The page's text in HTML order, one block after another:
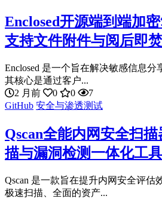
Enclosed开源端到端加
支持文件附件与阅后即焚
Enclosed 是一个旨在解决敏感信息分
其核心是通过客户...
2 月前
0 0
7
GitHub 安全与渗透测试
Qscan全能内网安全扫
描与漏洞检测一体化工具
Qscan 是一款旨在提升内网安全评估
极速扫描、全面的资产...